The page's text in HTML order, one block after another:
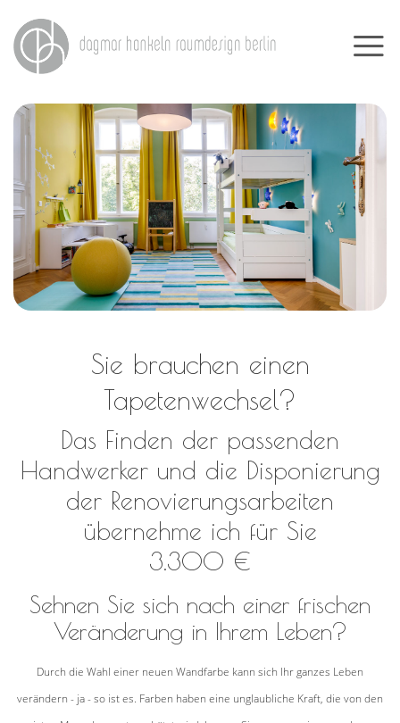
Sie brauchen einen
Tapetenwechsel?
Das Finden der passenden
Handwerker und die Disponierung
der Renovierungsarbeiten
übernehme ich für Sie
3.300 €
Sehnen Sie sich nach einer frischen
Veränderung in Ihrem Leben?
Durch die Wahl einer neuen Wandfarbe kann sich Ihr ganzes Leben
verändern - ja - so ist es. Farben haben eine unglaubliche Kraft, die von den